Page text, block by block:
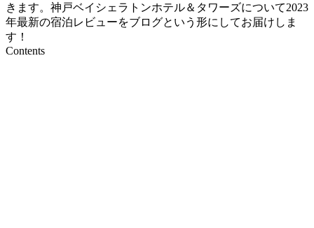
きます。神戸ベイシェラトンホテル＆タワーズについて2023
年最新の宿泊レビューをブログという形にしてお届けしま
す！
Contents